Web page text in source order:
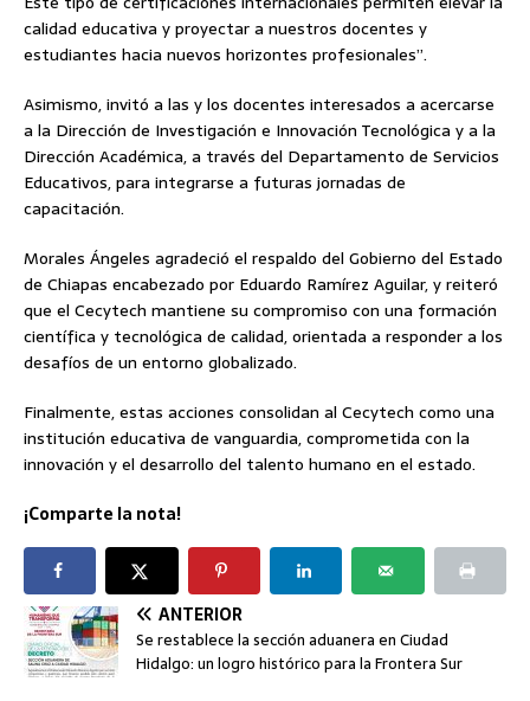
calidad educativa y proyectar a nuestros docentes y
estudiantes hacia nuevos horizontes profesionales”.
Asimismo, invitó a las y los docentes interesados a acercarse
a la Dirección de Investigación e Innovación Tecnológica y a la
Dirección Académica, a través del Departamento de Servicios
Educativos, para integrarse a futuras jornadas de
capacitación.
Morales Ángeles agradeció el respaldo del Gobierno del Estado
de Chiapas encabezado por Eduardo Ramírez Aguilar, y reiteró
que el Cecytech mantiene su compromiso con una formación
científica y tecnológica de calidad, orientada a responder a los
desafíos de un entorno globalizado.
Finalmente, estas acciones consolidan al Cecytech como una
institución educativa de vanguardia, comprometida con la
innovación y el desarrollo del talento humano en el estado.
¡Comparte la nota!
ANTERIOR
Se restablece la sección aduanera en Ciudad
Hidalgo: un logro histórico para la Frontera Sur